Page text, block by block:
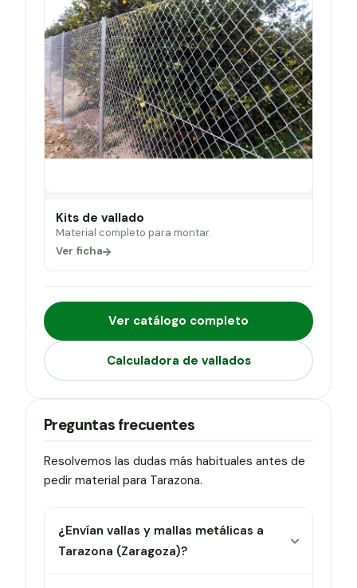
Kits de vallado
Material completo para montar.
Ver ficha
Ver catálogo completo
Calculadora de vallados
Preguntas frecuentes
Resolvemos las dudas más habituales antes de
pedir material para Tarazona.
¿Envían vallas y mallas metálicas a
Tarazona (Zaragoza)?